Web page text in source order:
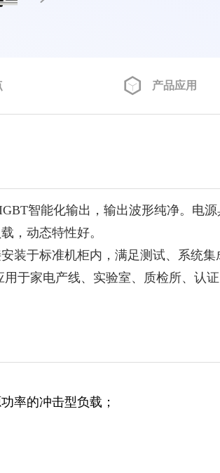
产品应用
智能化输出，输出波形纯净。电源
，动态特性好。
于标准机柜内，满足测试、系统集
于家电产线、实验室、质检所、认
率的冲击型负载；